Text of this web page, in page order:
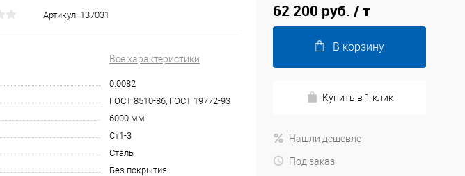
Артикул: 137031
Все характеристики
0.0082
ГОСТ 8510-86, ГОСТ 19772-93
6000 мм
Ст1-3
Сталь
Без покрытия
62 200 руб. / т
В корзину
Купить в 1 клик
Нашли дешевле
Под заказ